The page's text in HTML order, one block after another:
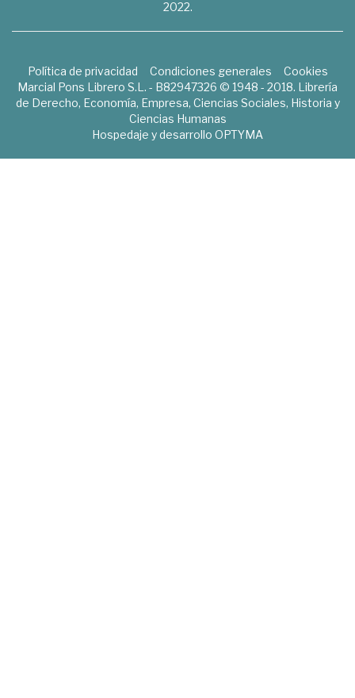
2022.
Política de privacidad Condiciones generales
Cookies
Marcial Pons Librero S.L. - B82947326 © 1948 - 2018. Librería
de Derecho, Economía, Empresa, Ciencias Sociales, Historia y
Ciencias Humanas
Hospedaje y desarrollo OPTYMA